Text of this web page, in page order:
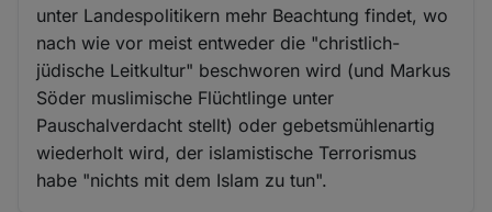
unter Landespolitikern mehr Beachtung findet, wo
nach wie vor meist entweder die "christlich-
jüdische Leitkultur" beschworen wird (und Markus
Söder muslimische Flüchtlinge unter
Pauschalverdacht stellt) oder gebetsmühlenartig
wiederholt wird, der islamistische Terrorismus
habe "nichts mit dem Islam zu tun".